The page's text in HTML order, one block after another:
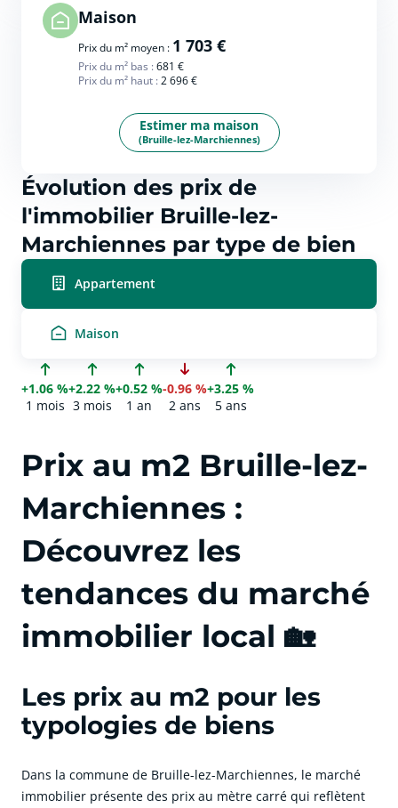
Maison
Prix du m² moyen : 1 703 €
Prix du m² bas :681 €
Prix du m² haut :2 696 €
Estimer ma maison
(Bruille-lez-Marchiennes)
Évolution des prix de
l'immobilier Bruille-lez-
Marchiennes par type de bien
Appartement
Maison
+1.06 %
1 mois
+2.22 %
3 mois
+0.52 %
1 an
-0.96 %
2 ans
+3.25 %
5 ans
Prix au m2 Bruille-lez-
Marchiennes :
Découvrez les
tendances du marché
immobilier local 🏡
Les prix au m2 pour les
typologies de biens
Dans la commune de Bruille-lez-Marchiennes, le marché
immobilier présente des prix au mètre carré qui reflètent